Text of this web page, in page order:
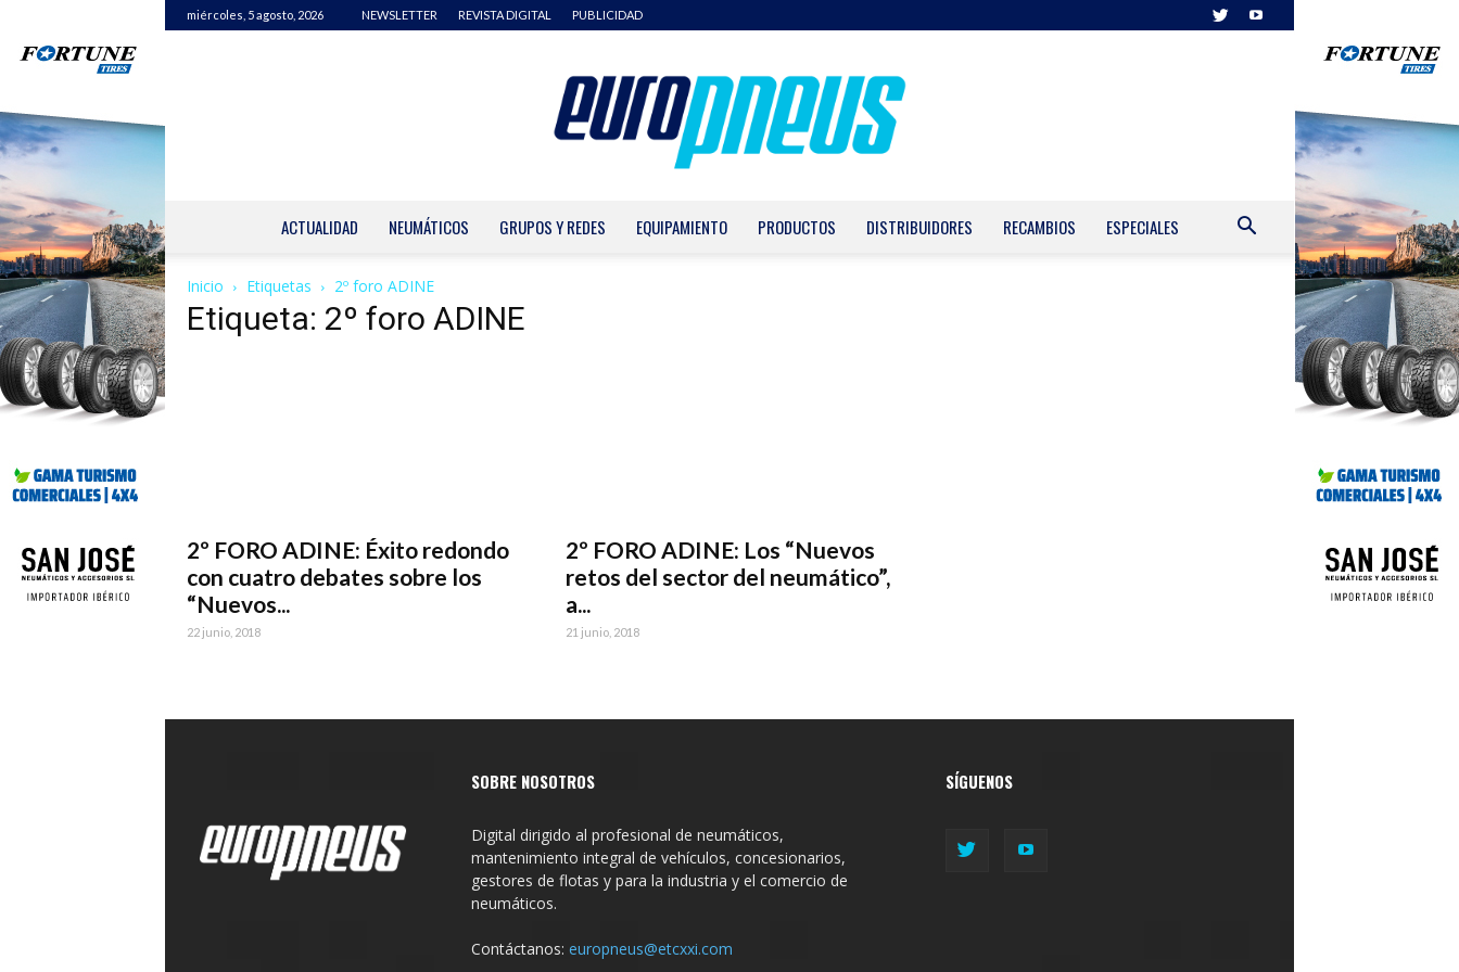
miércoles, 5 agosto, 2026 NEWSLETTER REVISTA DIGITAL PUBLICIDAD
ACTUALIDAD NEUMÁTICOS GRUPOS Y REDES EQUIPAMIENTO PRODUCTOS DISTRIBUIDORES RECAMBIOS ESPECIALES
Inicio Etiquetas 2º foro ADINE
Etiqueta: 2º foro ADINE
2º FORO ADINE: Éxito redondo
con cuatro debates sobre los
“Nuevos...
22 junio, 2018
2º FORO ADINE: Los “Nuevos
retos del sector del neumático”,
a...
21 junio, 2018
SOBRE NOSOTROS
Digital dirigido al profesional de neumáticos,
mantenimiento integral de vehículos, concesionarios,
gestores de flotas y para la industria y el comercio de
neumáticos.
Contáctanos: europneus@etcxxi.com
SÍGUENOS